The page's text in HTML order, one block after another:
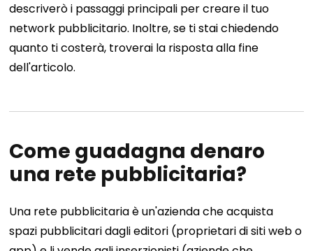
descriverò i passaggi principali per creare il tuo
network pubblicitario. Inoltre, se ti stai chiedendo
quanto ti costerà, troverai la risposta alla fine
dell'articolo.
Come guadagna denaro
una rete pubblicitaria?
Una rete pubblicitaria è un'azienda che acquista
spazi pubblicitari dagli editori (proprietari di siti web o